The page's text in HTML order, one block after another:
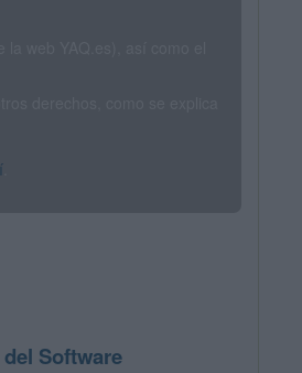
Software